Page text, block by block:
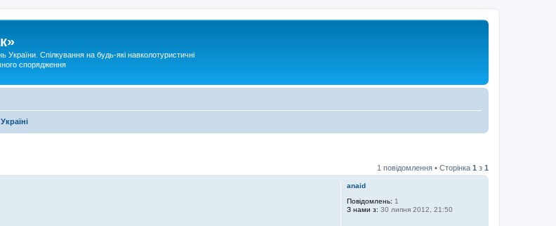
Спілкування на будь-які навколотуристичні
спорядження
1 повідомлення • Сторінка 1 з 1
anaid
Повідомлень: 1
З нами з: 30 липня 2012, 21:50